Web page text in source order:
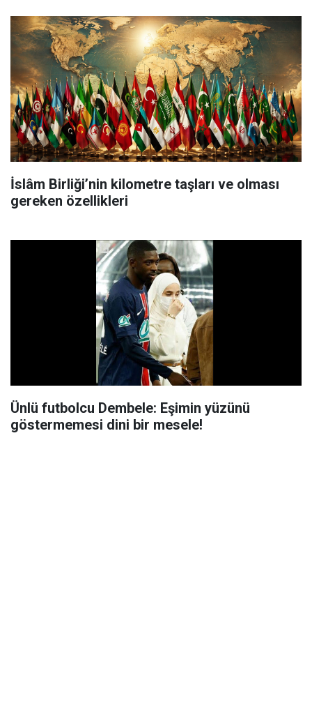
İslâm Birliği’nin kilometre taşları ve olması
gereken özellikleri
Ünlü futbolcu Dembele: Eşimin yüzünü
göstermemesi dini bir mesele!